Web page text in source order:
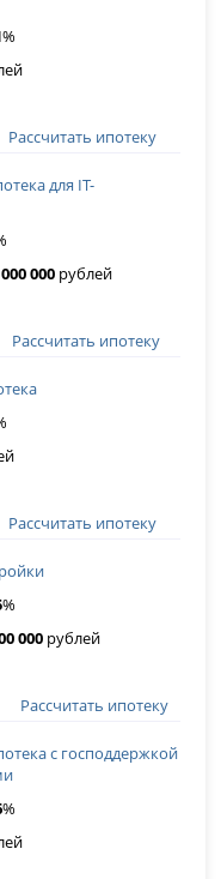
%
Рассчитать ипотеку
для IT-
000 рублей
Рассчитать ипотеку
Рассчитать ипотеку
%
000 рублей
Рассчитать ипотеку
с господдержкой
%